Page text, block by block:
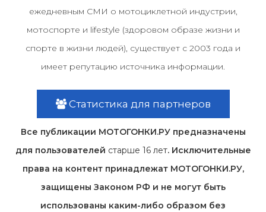
ежедневным СМИ о мотоциклетной индустрии,
мотоспорте и lifestyle (здоровом образе жизни и
спорте в жизни людей), существует с 2003 года и
имеет репутацию источника информации.
Статистика для партнеров
Все публикации МОТОГОНКИ.РУ предназначены
для пользователей старше 16 лет. Исключительные
права на контент принадлежат МОТОГОНКИ.РУ,
защищены Законом РФ и не могут быть
использованы каким-либо образом без